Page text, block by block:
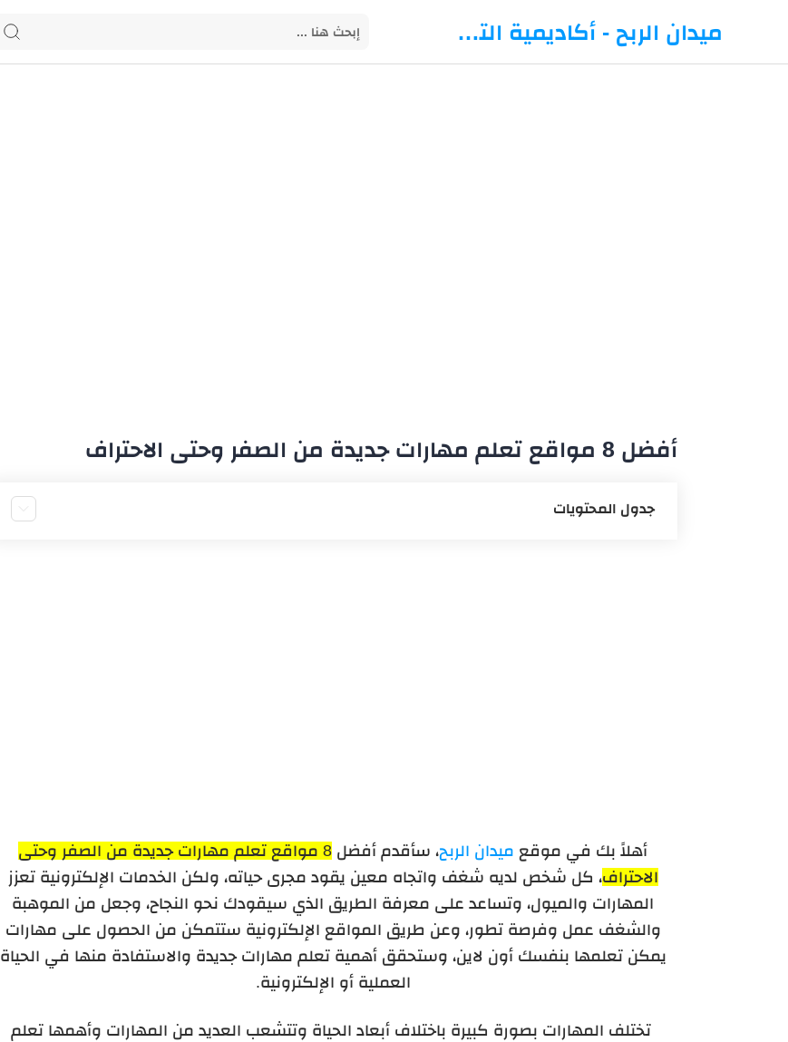
ميدان الربح - أكاديمية التداول
أفضل 8 مواقع تعلم مهارات جديدة من الصفر وحتى الاحتراف
جدول المحتويات
أهلاً بك في موقع ميدان الربح، سأقدم أفضل
8 مواقع تعلم مهارات جديدة من الصفر وحتى
الاحتراف، كل شخص لديه شغف واتجاه معين يقود مجرى حياته، ولكن الخدمات الإلكترونية تعزز
المهارات والميول، وتساعد على معرفة الطريق الذي سيقودك نحو النجاح، وجعل من الموهبة
والشغف عمل وفرصة تطور، وعن طريق المواقع الإلكترونية ستتمكن من الحصول على مهارات
يمكن تعلمها بنفسك أون لاين، وستحقق أهمية تعلم مهارات جديدة والاستفادة منها في الحياة
العملية أو الإلكترونية.
تختلف المهارات بصورة كبيرة باختلاف أبعاد الحياة وتتشعب العديد من المهارات وأهمها تعلم